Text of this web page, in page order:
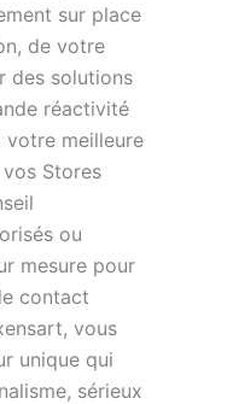
sur place
de votre
des solutions
réactivité
votre meilleure
Stores
ou
mesure pour
contact
vous
unique qui
sérieux